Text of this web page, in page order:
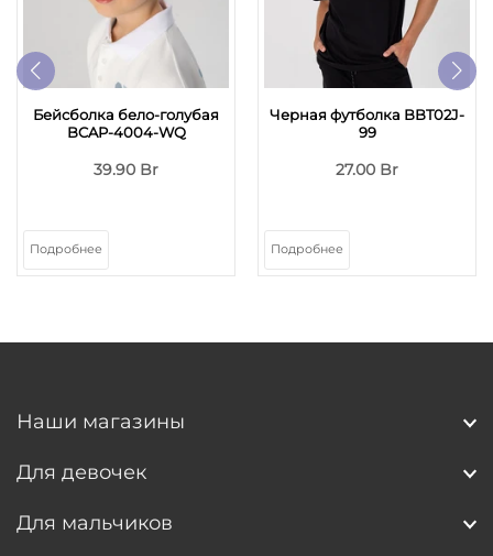
Бейсболка бело-голубая
BCAP-4004-WQ
39.90 Br
Подробнее
Черная футболка BBT02J-
99
27.00 Br
Подробнее
Наши магазины
Для девочек
Для мальчиков